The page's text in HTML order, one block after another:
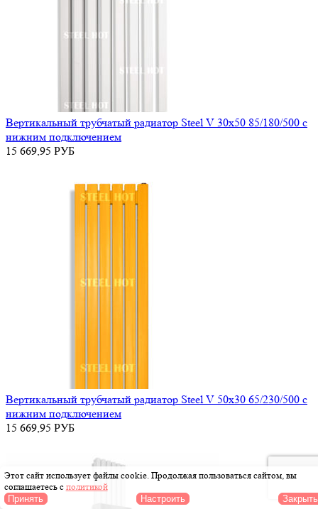
Вертикальный трубчатый радиатор Steel V 30х50 85/180/500 с
нижним подключением
15 669,95 РУБ
Вертикальный трубчатый радиатор Steel V 50х30 65/230/500 с
нижним подключением
15 669,95 РУБ
Этот сайт использует файлы cookie. Продолжая пользоваться сайтом, вы
соглашаетесь с политикой
Принять
Настроить Закрыть